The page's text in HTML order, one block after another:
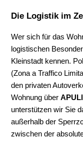
Die Logistik im
Wer sich für das
logistischen
Kleinstadt kennen.
(Zona a Traffico
den privaten
Wohnung über
unterstützen wir Sie
außerhalb der
zwischen der